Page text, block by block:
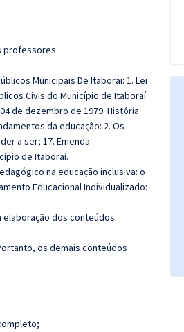
professores.
Municipais De Itaborai: 1. Lei
Civis do Município de Itaboraí.
de dezembro de 1979. História
da educação: 2. Os
a ser; 17. Emenda
de Itaborai.
na educação inclusiva: o
Educacional Individualizado:
dos conteúdos.
os demais conteúdos